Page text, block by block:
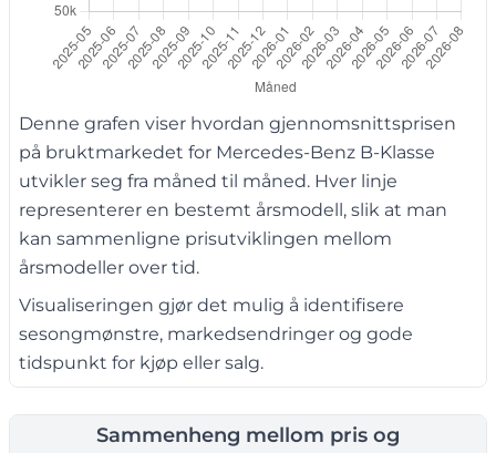
Denne grafen viser hvordan gjennomsnittsprisen
på bruktmarkedet for Mercedes-Benz B-Klasse
utvikler seg fra måned til måned. Hver linje
representerer en bestemt årsmodell, slik at man
kan sammenligne prisutviklingen mellom
årsmodeller over tid.
Visualiseringen gjør det mulig å identifisere
sesongmønstre, markedsendringer og gode
tidspunkt for kjøp eller salg.
Sammenheng mellom pris og